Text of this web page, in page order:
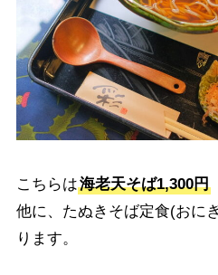
こちらは海老天そば1,300円
他に、たぬきそば定食(おに
ります。